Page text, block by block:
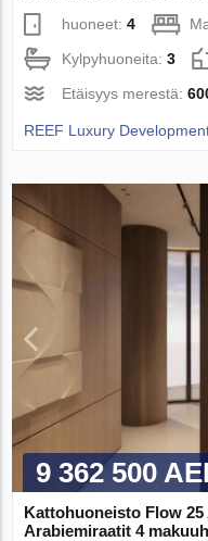
huoneet:4
Kylpyhuoneita:3
Etäisyys merestä:
REEF Luxury
9 362 500
Kattohuoneisto Flow
Arabiemiraatit 4